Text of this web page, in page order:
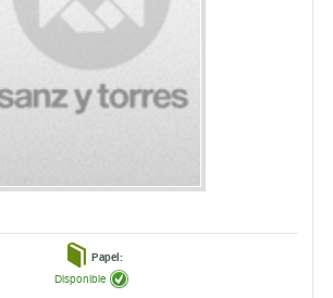
Papel:
Disponible